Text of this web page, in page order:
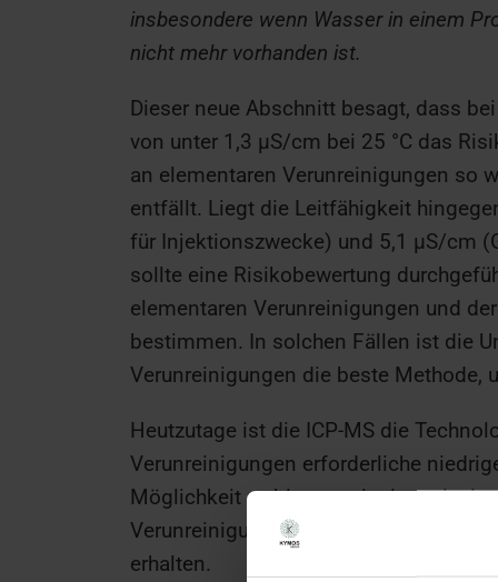
insbesondere wenn Wasser in einem
nicht mehr vorhanden ist.
Dieser neue Abschnitt besagt, dass
von unter 1,3 µS/cm bei 25 °C das
an elementaren Verunreinigungen so
entfällt. Liegt die Leitfähigkeit
für Injektionszwecke) und 5,1 µS/cm
sollte eine Risikobewertung
elementaren Verunreinigungen und
bestimmen. In solchen Fällen ist die
Verunreinigungen die beste Methode,
Heutzutage ist die ICP-MS die
Verunreinigungen erforderliche
Möglichkeit zu bieten, mit einer
Verunreinigungen unter Verwendung
erhalten.